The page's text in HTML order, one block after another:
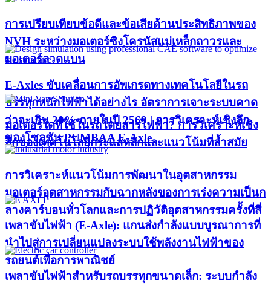
การเปรียบเทียบข้อดีและข้อเสียด้านประสิทธิภาพของ
NVH ระหว่างมอเตอร์ซิงโครนัสแม่เหล็กถาวรและ
มอเตอร์ลวดแบน
E-Axles ขับเคลื่อนการอัพเกรดทางเทคโนโลยีในรถ
บรรทุกหนักไฟฟ้าได้อย่างไร อัตราการเจาะระบบคาด
ว่าจะเกิน 20% ภายในปี 2569 | การวิเคราะห์เชิงลึก
ของโซลูชัน PUMBAA E-Axle
มอเตอร์ใดที่ใช้ในรถโดยสารไฟฟ้า? การวิเคราะห์เชิง
ลึกของเทคโนโลยีกระแสหลักและแนวโน้มที่ล้ำสมัย
การวิเคราะห์แนวโน้มการพัฒนาในอุตสาหกรรม
มอเตอร์อุตสาหกรรมกับฉากหลังของการเร่งความเป็นก
ลางคาร์บอนทั่วโลกและการปฏิวัติอุตสาหกรรมครั้งที่สี่
เพลาขับไฟฟ้า (E-Axle): แกนส่งกำลังแบบบูรณาการที่
นำไปสู่การเปลี่ยนแปลงระบบใช้พลังงานไฟฟ้าของ
รถยนต์เพื่อการพาณิชย์
เพลาขับไฟฟ้าสำหรับรถบรรทุกขนาดเล็ก: ระบบกำลัง